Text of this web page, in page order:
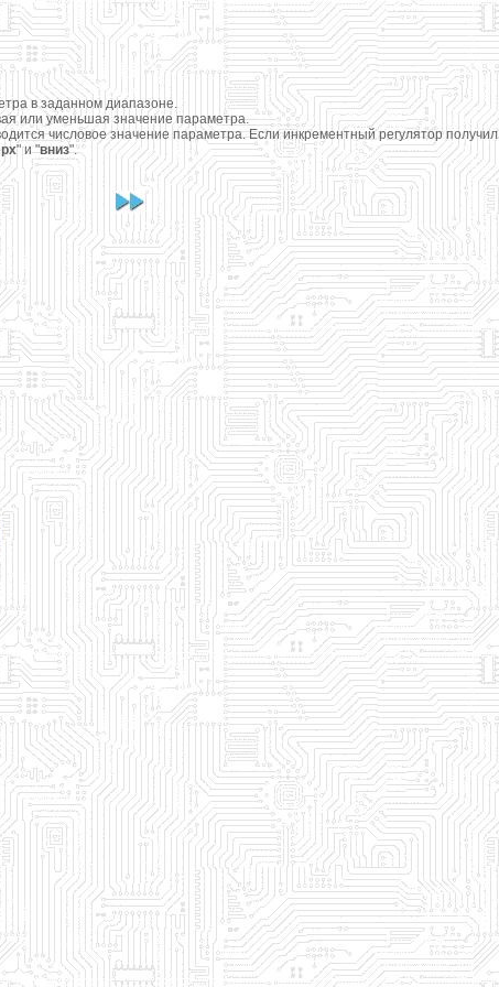
в заданном диапазоне.
или уменьшая значение параметра.
числовое значение параметра. Если инкрементный регулятор получил
" и "вниз".